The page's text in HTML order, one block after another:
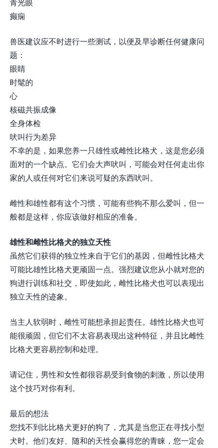
青光眼
癫痫
兽医建议应不时进行一些测试，以便及早诊断任何健康问
题：
眼睛
时髦的
心
核磁共振成像
全身体检
吠叫行为差异
不幸的是，如果您养一只雄性或雌性比格犬，这是您必须
面对的一个缺点。它们会大声吠叫，可能会对任何走出你
家的人或任何对它们来说可疑的东西吠叫。
雌性和雄性都有这个习惯，可能有些狗不那么爱叫，但一
般都是这样，你应该做好相应的准备。
雄性和雌性比格犬的独立天性
虽然它们获得的独立性来自于它们的基因，但雌性比格犬
可能比雄性比格犬更顽固一点。强烈建议您从小就对您的
狗进行训练和社交，即使如此，雌性比格犬也可以表现出
独立天性的迹象。
当主人软弱时，雌性可能想承担起责任。雄性比格犬也可
能很顽固，但它们不太容易表现出这种特征，并且比雌性
比格犬更容易控制和处理。
请记住，男性和女性都很容易受到食物的刺激，所以使用
这个技巧对你有利。
最后的想法
您找不到比比格犬更好的狗了，尤其是当您正在寻找小型
犬时。他们友好、随和的天性会赢得您的青睐，您一定会